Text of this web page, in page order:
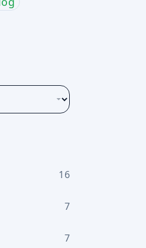
16
7
7